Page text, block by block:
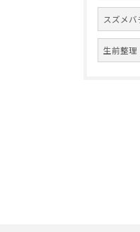
スズメバ
生前整理